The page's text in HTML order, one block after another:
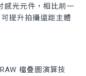
感光元件，相比前一
提升拍攝遠距主體
檔疊圖演算技